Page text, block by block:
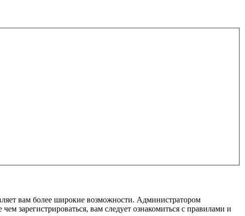
вам более широкие возможности. Администратором
зарегистрироваться, вам следует ознакомиться с правилами и